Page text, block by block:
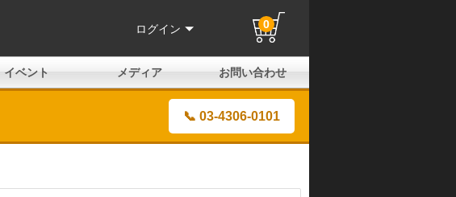
ログイン 0
イベント メディア お問い合わせ
📞 03-4306-0101